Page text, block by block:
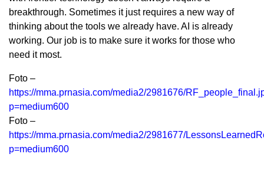
breakthrough. Sometimes it just requires a new way of
thinking about the tools we already have. AI is already
working. Our job is to make sure it works for those who
need it most.
Foto –
https://mma.prnasia.com/media2/2981676/
p=medium600
Foto –
https://mma.prnasia.com/media2/2981677/
p=medium600